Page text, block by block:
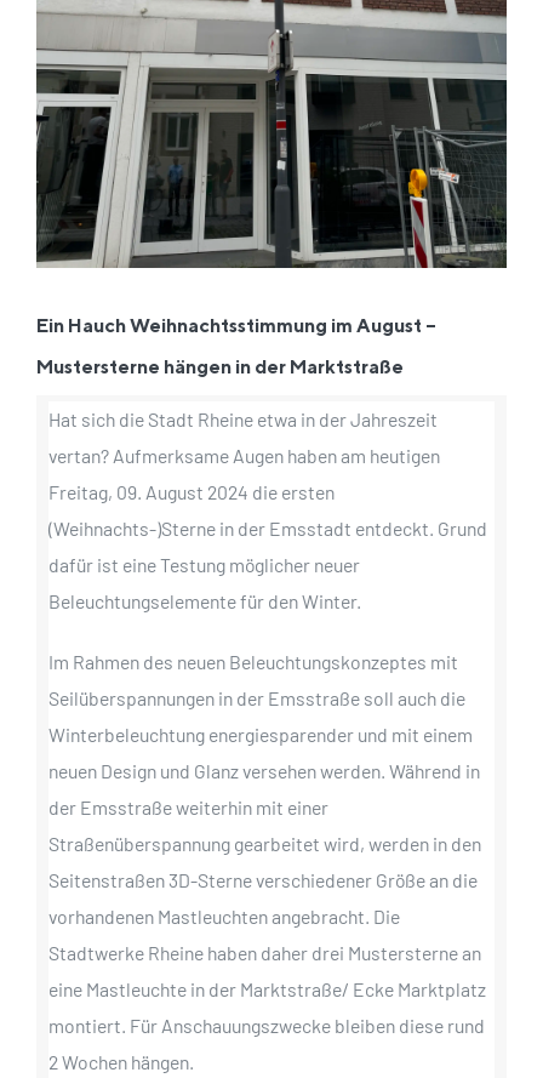
Ein Hauch Weihnachtsstimmung im August –
Mustersterne hängen in der Marktstraße
Hat sich die Stadt Rheine etwa in der Jahreszeit
vertan? Aufmerksame Augen haben am heutigen
Freitag, 09. August 2024 die ersten
(Weihnachts-)Sterne in der Emsstadt entdeckt. Grund
dafür ist eine Testung möglicher neuer
Beleuchtungselemente für den Winter.
Im Rahmen des neuen Beleuchtungskonzeptes mit
Seilüberspannungen in der Emsstraße soll auch die
Winterbeleuchtung energiesparender und mit einem
neuen Design und Glanz versehen werden. Während in
der Emsstraße weiterhin mit einer
Straßenüberspannung gearbeitet wird, werden in den
Seitenstraßen 3D-Sterne verschiedener Größe an die
vorhandenen Mastleuchten angebracht. Die
Stadtwerke Rheine haben daher drei Mustersterne an
eine Mastleuchte in der Marktstraße/ Ecke Marktplatz
montiert. Für Anschauungszwecke bleiben diese rund
2 Wochen hängen.